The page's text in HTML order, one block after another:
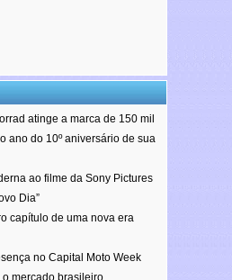
atinge a marca de 150 mil
ano do 10º aniversário de sua
ao filme da Sony Pictures
Dia”
capítulo de uma nova era
no Capital Moto Week
mercado brasileiro